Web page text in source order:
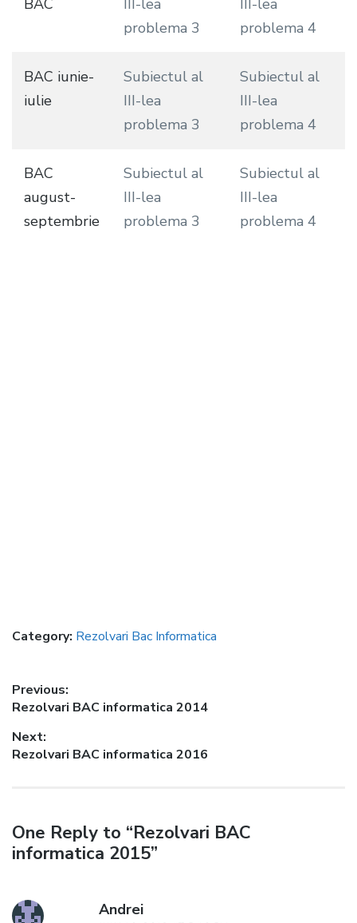
BAC
III-lea
problema 3
III-lea
problema 4
BAC iunie-
iulie
Subiectul al
III-lea
problema 3
Subiectul al
III-lea
problema 4
BAC
august-
septembrie
Subiectul al
III-lea
problema 3
Subiectul al
III-lea
problema 4
Category: Rezolvari Bac Informatica
Post
navigation
Previous:
Previous
Rezolvari BAC informatica 2014
Next:
Next
Rezolvari BAC informatica 2016
One Reply to “Rezolvari BAC
informatica 2015”
Andrei